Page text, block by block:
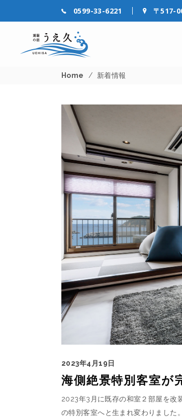
0599-33-6221 〒517-
Home / 新着情報
2023年4月19日
海側絶景特別客室が
2023年3月に既存の和室２部屋を改
の特別客室へと生まれ変わりました